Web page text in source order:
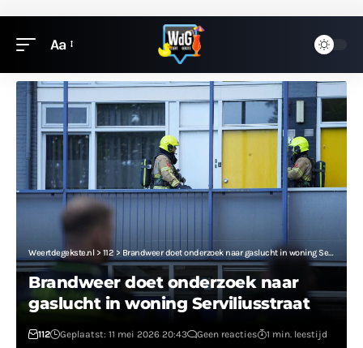
Aa
Weertdegekste.nl> 112 > Brandweer doet onderzoek naar gaslucht in woning Serviliusstraat
Brandweer doet onderzoek naar
gaslucht in woning Serviliusstraat
112 Geplaatst: 11 mei 2026 20:43 Geen reacties 1 min. leestijd